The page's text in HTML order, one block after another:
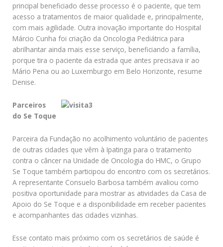
principal beneficiado desse processo é o paciente, que tem
acesso a tratamentos de maior qualidade e, principalmente,
com mais agilidade. Outra inovação importante do Hospital
Márcio Cunha foi criação da Oncologia Pediátrica para
abrilhantar ainda mais esse serviço, beneficiando a família,
porque tira o paciente da estrada que antes precisava ir ao
Mário Pena ou ao Luxemburgo em Belo Horizonte, resume
Denise.
Parceiros
do Se Toque
Parceira da Fundação no acolhimento voluntário de pacientes
de outras cidades que vêm à Ipatinga para o tratamento
contra o câncer na Unidade de Oncologia do HMC, o Grupo
Se Toque também participou do encontro com os secretários.
A representante Consuelo Barbosa também avaliou como
positiva oportunidade para mostrar as atividades da Casa de
Apoio do Se Toque e a disponibilidade em receber pacientes
e acompanhantes das cidades vizinhas.
Esse contato mais próximo com os secretários de saúde é